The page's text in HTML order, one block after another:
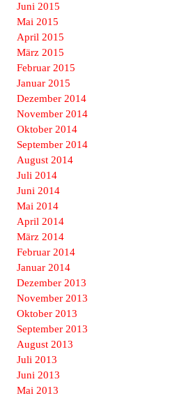
Juni 2015
Mai 2015
April 2015
März 2015
Februar 2015
Januar 2015
Dezember 2014
November 2014
Oktober 2014
September 2014
August 2014
Juli 2014
Juni 2014
Mai 2014
April 2014
März 2014
Februar 2014
Januar 2014
Dezember 2013
November 2013
Oktober 2013
September 2013
August 2013
Juli 2013
Juni 2013
Mai 2013